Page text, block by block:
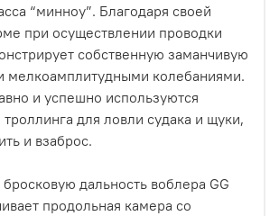
“минноу”. Благодаря своей
при осуществлении проводки
собственную заманчивую
мелкоамплитудными колебаниями.
и успешно используются
для ловли судака и щуки,
и взаброс.
дальность воблера GG
продольная камера со